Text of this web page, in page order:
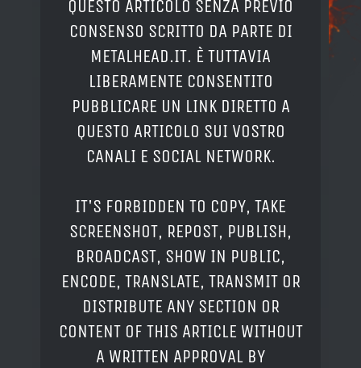
QUESTO ARTICOLO SENZA PREVIO
CONSENSO SCRITTO DA PARTE DI
METALHEAD.IT. È TUTTAVIA
LIBERAMENTE CONSENTITO
PUBBLICARE UN LINK DIRETTO A
QUESTO ARTICOLO SUI VOSTRO
CANALI E SOCIAL NETWORK.
IT'S FORBIDDEN TO COPY, TAKE
SCREENSHOT, REPOST, PUBLISH,
BROADCAST, SHOW IN PUBLIC,
ENCODE, TRANSLATE, TRANSMIT OR
DISTRIBUTE ANY SECTION OR
CONTENT OF THIS ARTICLE WITHOUT
A WRITTEN APPROVAL BY